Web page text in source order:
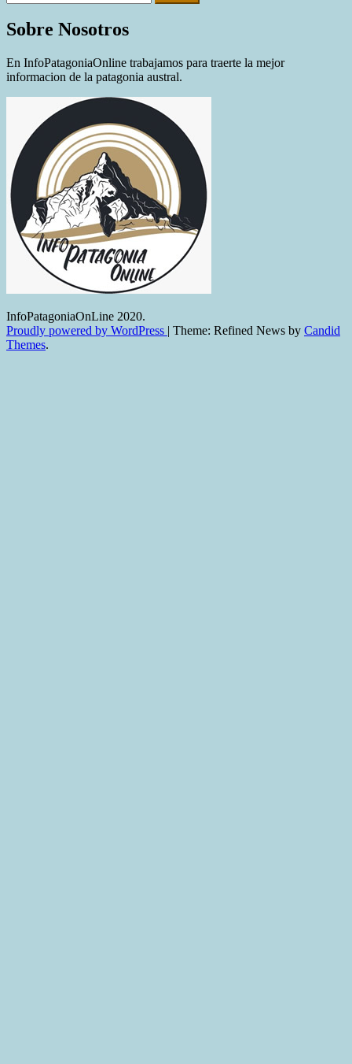
Sobre Nosotros
En InfoPatagoniaOnline trabajamos para traerte la mejor
informacion de la patagonia austral.
InfoPatagoniaOnLine 2020.
Proudly powered by WordPress | Theme: Refined News by Candid
Themes.